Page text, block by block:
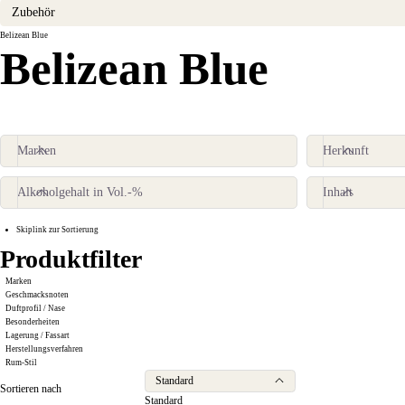
Zubehör
Belizean Blue
Belizean Blue
Produktfilter
Marken Herkunft
Alkoholgehalt in Vol.-% Inhalt
Skiplink zur Sortierung
Produktfilter
Marken
Geschmacksnoten
Duftprofil / Nase
Besonderheiten
Lagerung / Fassart
Herstellungsverfahren
Rum-Stil
Sortieren nach
Standard